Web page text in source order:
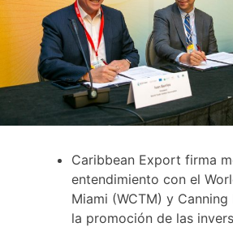
Caribbean Export firma
entendimiento con el
Miami (WCTM) y
la promoción de las